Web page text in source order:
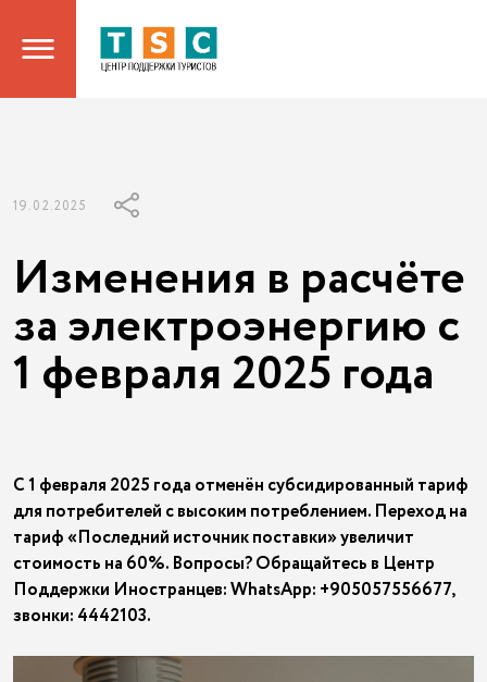
19.02.2025
Изменения в расчёте
за электроэнергию с
1 февраля 2025 года
С 1 февраля 2025 года отменён субсидированный тариф
для потребителей с высоким потреблением. Переход на
тариф «Последний источник поставки» увеличит
стоимость на 60%. Вопросы? Обращайтесь в Центр
Поддержки Иностранцев: WhatsApp: +905057556677,
звонки: 4442103.